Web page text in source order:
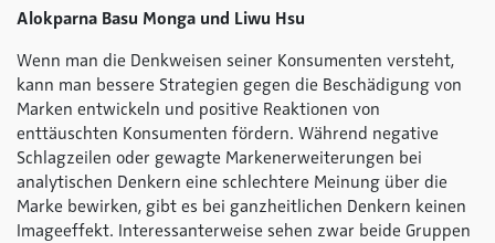
Alokparna Basu Monga und Liwu Hsu
Wenn man die Denkweisen seiner Konsumenten versteht,
kann man bessere Strategien gegen die Beschädigung von
Marken entwickeln und positive Reaktionen von
enttäuschten Konsumenten fördern. Während negative
Schlagzeilen oder gewagte Markenerweiterungen bei
analytischen Denkern eine schlechtere Meinung über die
Marke bewirken, gibt es bei ganzheitlichen Denkern keinen
Imageeffekt. Interessanterweise sehen zwar beide Gruppen